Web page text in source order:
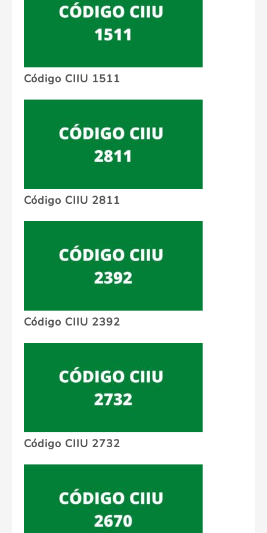
Código CIIU 1511
Código CIIU 2811
Código CIIU 2392
Código CIIU 2732